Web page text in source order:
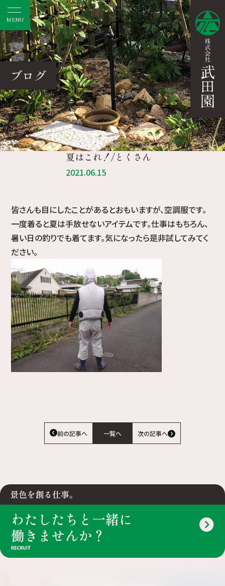
MENU
ブログ
夏はこれ！/とくさん
2021.06.15
皆さんも目にしたことがあるとおもいますが、空調服です。
一度着ると夏は手放せないアイテムです。仕事はもちろん、
暑い日の釣りでも着てます。気になったら是非試してみてく
ださい。
前の記事へ 一覧へ 次の記事へ